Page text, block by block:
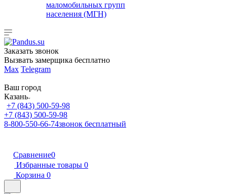
маломобильных групп
населения (МГН)
Заказать звонок
Вызвать замерщика бесплатно
Max Telegram
Ваш город
Казань
+7 (843) 500-59-98
+7 (843) 500-59-98
8-800-550-66-74звонок бесплатный
Сравнение0
Избранные товары 0
Корзина 0